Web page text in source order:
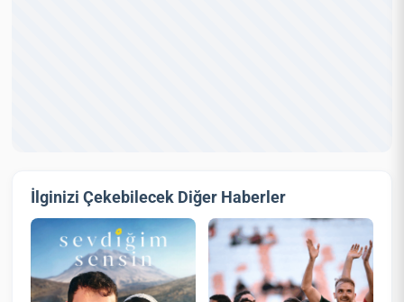
İlginizi Çekebilecek Diğer Haberler